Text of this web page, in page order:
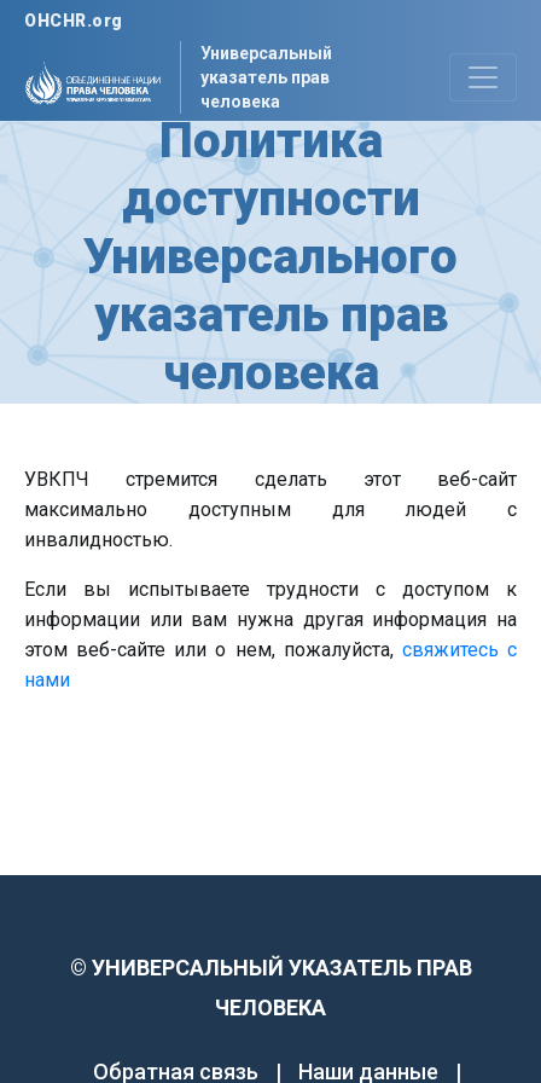
OHCHR.org
Универсальный
указатель прав
человека
Политика
доступности
Универсального
указатель прав
человека
УВКПЧ стремится сделать этот веб-сайт
максимально доступным для людей с
инвалидностью.
Если вы испытываете трудности с доступом к
информации или вам нужна другая информация на
этом веб-сайте или о нем, пожалуйста, свяжитесь с
нами
© УНИВЕРСАЛЬНЫЙ УКАЗАТЕЛЬ ПРАВ
ЧЕЛОВЕКА
Обратная связь | Наши данные |